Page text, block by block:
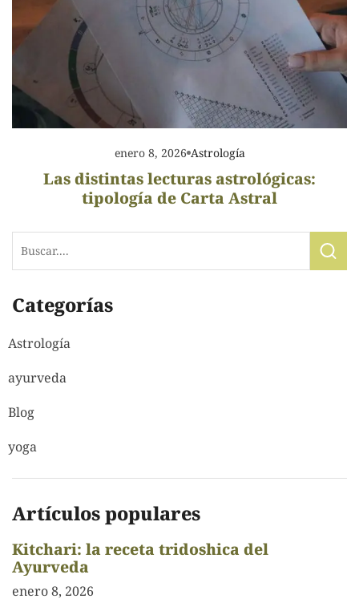
enero 8, 2026 Astrología
Las distintas lecturas astrológicas:
tipología de Carta Astral
Categorías
Astrología
ayurveda
Blog
yoga
Artículos populares
Kitchari: la receta tridoshica del
Ayurveda
enero 8, 2026